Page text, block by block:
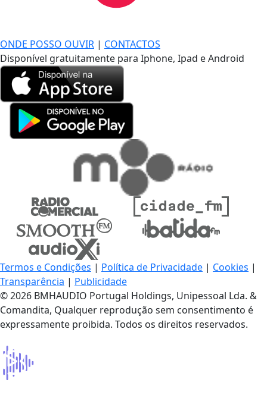
ONDE POSSO OUVIR | CONTACTOS
Disponível gratuitamente para Iphone, Ipad e Android
Termos e Condições | Política de Privacidade | Cookies |
Transparência | Publicidade
© 2026 BMHAUDIO Portugal Holdings, Unipessoal Lda. &
Comandita, Qualquer reprodução sem consentimento é
expressamente proibida. Todos os direitos reservados.